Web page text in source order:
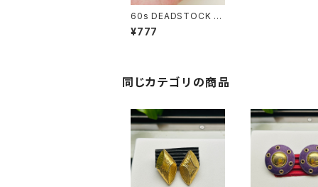
60s DEADSTOCK イ
ヤリング（ホワイト）
¥777
同じカテゴリの商品